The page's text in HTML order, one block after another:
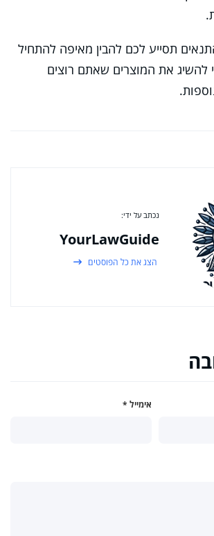
תסייע לכם להבין מאיפה להתחיל
להשיג את המוצרים שאתם רוצים
נכתב על ידי:
YourLawGuide
הצג את כל הפוסטים
אימייל *